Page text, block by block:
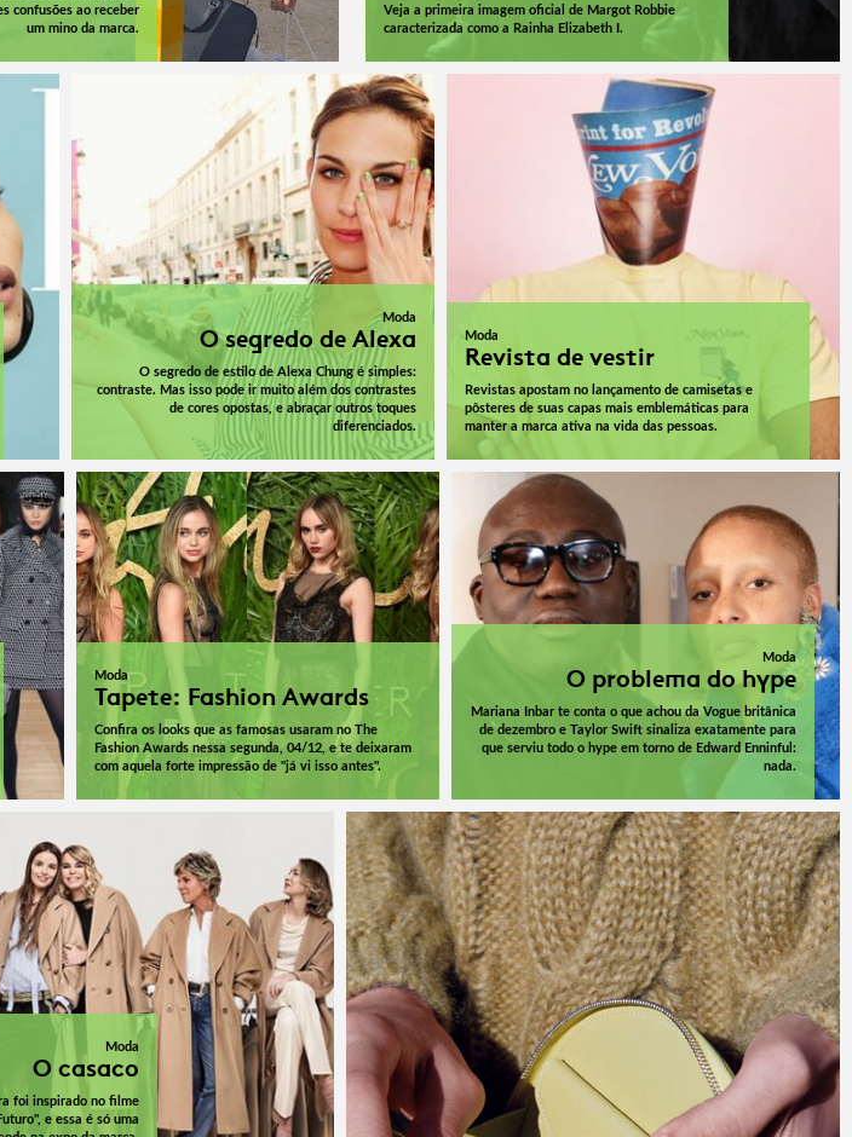
confusões ao receber
um mino da marca.
Veja a primeira imagem oficial de Margot Robbie
caracterizada como a Rainha Elizabeth I.
Moda
O segredo de Alexa
O segredo de estilo de Alexa Chung é simples:
contraste. Mas isso pode ir muito além dos contrastes
de cores opostas, e abraçar outros toques
diferenciados.
Moda
Revista de vestir
Revistas apostam no lançamento de camisetas e
pôsteres de suas capas mais emblemáticas para
manter a marca ativa na vida das pessoas.
Moda
Tapete: Fashion Awards
Confira os looks que as famosas usaram no The
Fashion Awards nessa segunda, 04/12, e te deixaram
com aquela forte impressão de "já vi isso antes".
Moda
O problema do hype
Mariana Inbar te conta o que achou da Vogue britânica
de dezembro e Taylor Swift sinaliza exatamente para
que serviu todo o hype em torno de Edward Enninful:
nada.
Moda
O casaco
foi inspirado no filme
e essa é só uma